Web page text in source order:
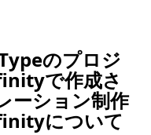
のプロジ
で作成さ
ーション制作
について